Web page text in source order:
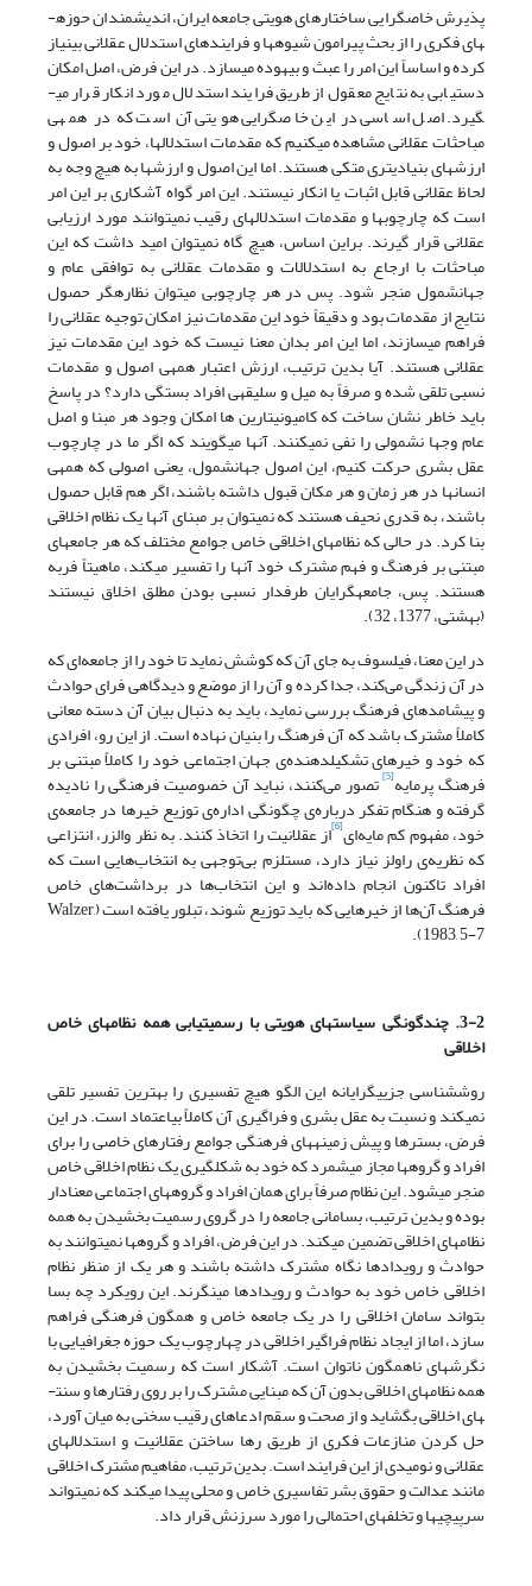
پذیرش خاص­گرایی ساختارهای هویتی جامعه ایران، اندیشمندان حوزه­
های فکری را از بحث پیرامون شیوه‏ها و فرایند‏های استدلال عقلانی بی­نیاز
کرده و اساساً این امر را عبث و بیهوده می­سازد. در این فرض، اصل امکان
دستیابی به نتایج معقول از طریق فرایند استدلال مورد انکار قرار می­
گیرد. اصل اساسی در این خاص­گرایی هویتی آن است که در همه‏ی
مباحثات عقلانی مشاهده می‏کنیم که مقدمات استدلال‏ها، خود بر اصول و
ارزش‏های بنیادی­تری متکی هستند. اما این اصول و ارزش‏ها به هیچ وجه به
لحاظ عقلانی قابل اثبات یا انکار نیستند. این امر گواه آشکاری بر این امر
است که چارچوب‏ها و مقدمات استدلال‏های رقیب نمی‏توانند مورد ارزیابی
عقلانی قرار گیرند. براین اساس، هیچ گاه نمی‏توان امید داشت که این
مباحثات با ارجاع به استدلالات و مقدمات عقلانی به توافقی عام و
جهان‎شمول منجر شود. پس در هر چارچوبی می‏توان نظاره­گر حصول
نتایج از مقدمات بود و دقیقاً خود این مقدمات نیز امکان توجیه عقلانی را
فراهم می‏سازند، اما این امر بدان معنا نیست که خود این مقدمات نیز
عقلانی هستند. آیا بدین ترتیب، ارزش اعتبار همه‏ی اصول و مقدمات
نسبی تلقی شده و صرفاً به میل و سلیقه‏ی افراد بستگی دارد؟ در پاسخ
باید خاطر نشان ساخت که کامیونیتارین ها امکان وجود هر مبنا و اصل
عام وجها نشمولی را نفی نمی‏کنند. آن‏ها می‏گویند که اگر ما در چارچوب
عقل بشری حرکت کنیم، این اصول جهان‎شمول، یعنی اصولی که همه‏ی
انسان‏ها در هر زمان و هر مکان قبول داشته باشند، اگر هم قابل حصول
باشند، به قدری نحیف هستند که نمی‏توان بر مبنای آن‏ها یک نظام اخلاقی
بنا کرد. در حالی که نظام‏های اخلاقی خاص جوامع مختلف که هر جامعه‏ای
مبتنی بر فرهنگ و فهم مشترک خود آن‏ها را تفسیر می‏کند، ماهیتاً فربه
هستند. پس، جامعه‎گرایان طرفدار نسبی بودن مطلق اخلاق نیستند
(بهشتی، 1377، 32).
در این معنا، فیلسوف به جای آن که کوشش نماید تا خود را از جامعه‌ای که
در آن زندگی می‌کند، جدا کرده و آن را از موضع و دیدگاهی فرای حوادث
و پیشامدهای فرهنگ بررسی نماید، باید به دنبال بیان آن دسته معانی
کاملاً مشترک باشد که آن فرهنگ را بنیان نهاده است. از این رو، افرادی
که خود و خیرهای تشکیل­دهنده‌ی جهان اجتماعی خود را کاملاً مبتنی بر
فرهنگ پرمایه[5] تصور می‌کنند، نباید آن خصوصیت فرهنگی را نادیده
گرفته و هنگام تفکر درباره‌ی چگونگی اداره‌ی توزیع خیرها در جامعه‌ی
خود، مفهوم کم مایه‌ای[6] ‌از عقلانیت را اتخاذ کنند. به نظر والزر، انتزاعی
که نظریه‌ی راولز نیاز دارد، مستلزم بی‌توجهی به انتخاب‌هایی است که
افراد تاکنون انجام داده‌اند و این انتخاب‌ها در برداشت‌های خاص
فرهنگ آن‌ها از خیرهایی که باید توزیع شوند، تبلور یافته است (Walzer,
1983, 5-7).
3-2. چندگونگی سیاست­های هویتی با رسمیت­یابی همه نظام‎های خاص
اخلاقی
روش­شناسی جزیی­گرایانه این الگو هیچ تفسیری را بهترین تفسیر تلقی
نمی­کند و نسبت به عقل بشری و فراگیری آن کاملاً بی­اعتماد است. در این
فرض، بسترها و پیش زمینه­های فرهنگی جوامع رفتارهای خاصی را برای
افراد و گروه­ها مجاز می­شمرد که خود به شکل­گیری یک نظام اخلاقی خاص
منجر می­شود. این نظام صرفاً برای همان افراد و گروه­های اجتماعی معنادار
بوده و بدین ترتیب، بسامانی جامعه را در گروی رسمیت بخشیدن به همه
نظام­های اخلاقی تضمین می­کند. در این فرض، افراد و گروه­ها نمی­توانند به
حوادث و رویدادها نگاه مشترک داشته باشند و هر یک از منظر نظام
اخلاقی خاص خود به حوادث و رویدادها می­نگرند. این رویکرد چه بسا
بتواند سامان اخلاقی را در یک جامعه خاص و همگون فرهنگی فراهم
سازد، اما از ایجاد نظام فراگیر اخلاقی در چهارچوب یک حوزه جغرافیایی با
نگرش­های ناهمگون ناتوان است. آشکار است که رسمیت بخشیدن به
همه نظام­های اخلاقی بدون آن که مبنایی مشترک را بر روی رفتارها و سنت­
های اخلاقی بگشاید و از صحت و سقم ادعاهای رقیب سخنی به میان آورد،
حل کردن منازعات فکری از طریق رها ساختن عقلانیت و استدلال­های
عقلانی و نومیدی از این فرایند است. بدین ترتیب، مفاهیم مشترک اخلاقی
مانند عدالت و حقوق بشر تفاسیری خاص و محلی پیدا می­کند که نمی­تواند
سرپیچی­ها و تخلف­های احتمالی را مورد سرزنش قرار داد.